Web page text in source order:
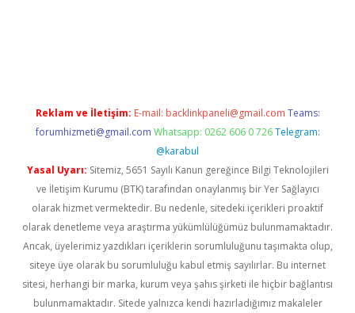
Reklam ve İletişim: E-mail: backlinkpaneli@gmail.com Teams:
forumhizmeti@gmail.com Whatsapp: 0262 606 0 726 Telegram:
@karabul
Yasal Uyarı: Sitemiz, 5651 Sayılı Kanun gereğince Bilgi Teknolojileri
ve İletişim Kurumu (BTK) tarafından onaylanmış bir Yer Sağlayıcı
olarak hizmet vermektedir. Bu nedenle, sitedeki içerikleri proaktif
olarak denetleme veya araştırma yükümlülüğümüz bulunmamaktadır.
Ancak, üyelerimiz yazdıkları içeriklerin sorumluluğunu taşımakta olup,
siteye üye olarak bu sorumluluğu kabul etmiş sayılırlar. Bu internet
sitesi, herhangi bir marka, kurum veya şahıs şirketi ile hiçbir bağlantısı
bulunmamaktadır. Sitede yalnızca kendi hazırladığımız makaleler